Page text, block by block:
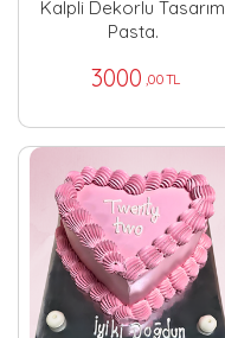
Kalpli Dekorlu Tasarım
Pasta.
3000 ,00 TL